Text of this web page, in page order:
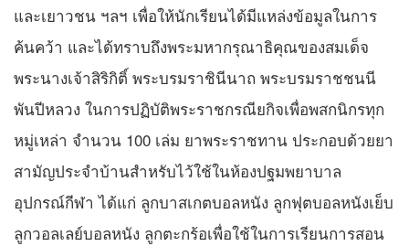
และเยาวชน ฯลฯ เพื่อให้นักเรียนได้มีแหล่งข้อมูลในการ
ค้นคว้า และได้ทราบถึงพระมหากรุณาธิคุณของสมเด็จ
พระนางเจ้าสิริกิติ์ พระบรมราชินีนาถ พระบรมราชชนนี
พันปีหลวง ในการปฏิบัติพระราชกรณียกิจเพื่อพสกนิกรทุก
หมู่เหล่า จำนวน 100 เล่ม ยาพระราชทาน ประกอบด้วยยา
สามัญประจำบ้านสำหรับไว้ใช้ในห้องปฐมพยาบาล
อุปกรณ์กีฬา ได้แก่ ลูกบาสเกตบอลหนัง ลูกฟุตบอลหนังเย็บ
ลูกวอลเลย์บอลหนัง ลูกตะกร้อเพื่อใช้ในการเรียนการสอน